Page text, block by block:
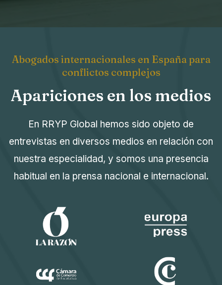
Abogados internacionales en España para
conflictos complejos
Apariciones en los medios
En RRYP Global hemos sido objeto de
entrevistas en diversos medios en relación con
nuestra especialidad, y somos una presencia
habitual en la prensa nacional e internacional.